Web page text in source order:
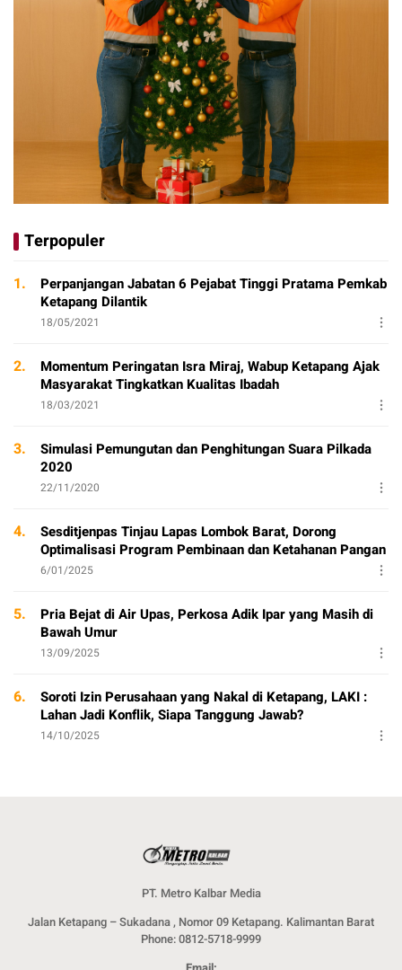
Terpopuler
1.
Perpanjangan Jabatan 6 Pejabat Tinggi Pratama Pemkab
Ketapang Dilantik
18/05/2021
2.
Momentum Peringatan Isra Miraj, Wabup Ketapang Ajak
Masyarakat Tingkatkan Kualitas Ibadah
18/03/2021
3.
Simulasi Pemungutan dan Penghitungan Suara Pilkada
2020
22/11/2020
4.
Sesditjenpas Tinjau Lapas Lombok Barat, Dorong
Optimalisasi Program Pembinaan dan Ketahanan Pangan
6/01/2025
5.
Pria Bejat di Air Upas, Perkosa Adik Ipar yang Masih di
Bawah Umur
13/09/2025
6.
Soroti Izin Perusahaan yang Nakal di Ketapang, LAKI :
Lahan Jadi Konflik, Siapa Tanggung Jawab?
14/10/2025
PT. Metro Kalbar Media
Jalan Ketapang – Sukadana , Nomor 09 Ketapang. Kalimantan Barat
Phone: 0812-5718-9999